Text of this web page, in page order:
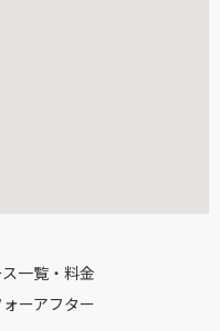
ス一覧・料金
ォーアフター